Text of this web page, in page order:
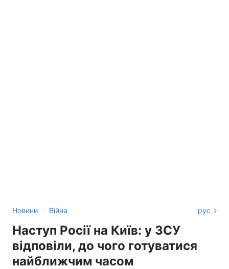
Новини › Війна рус
Наступ Росії на Київ: у ЗСУ
відповіли, до чого готуватися
найближчим часом